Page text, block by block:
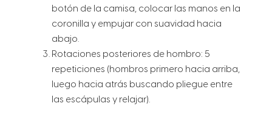
botón de la camisa, colocar las manos en la
coronilla y empujar con suavidad hacia
abajo.
Rotaciones posteriores de hombro: 5
repeticiones (hombros primero hacia arriba,
luego hacia atrás buscando pliegue entre
las escápulas y relajar).